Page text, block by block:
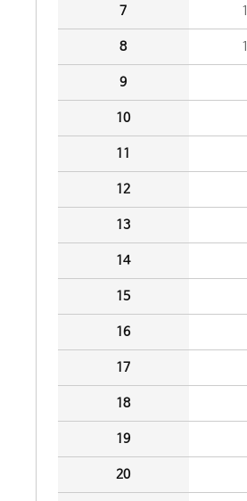
7
8
9
10
11
12
13
14
15
16
17
18
19
20